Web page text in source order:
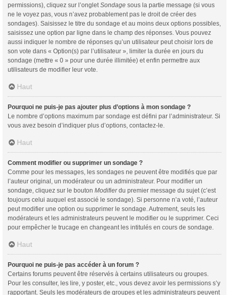
permissions), cliquez sur l’ongletSondage sous la partie message (si vous
ne le voyez pas, vous n’avez probablement pas le droit de créer des
sondages). Saisissez le titre du sondage et au moins deux options possibles,
saisissez une option par ligne dans le champ des réponses. Vous pouvez
aussi indiquer le nombre de réponses qu’un utilisateur peut choisir lors de
son vote dans « Option(s) par l’utilisateur », limiter la durée en jours du
sondage (mettre « 0 » pour une durée illimitée) et enfin permettre aux
utilisateurs de modifier leur vote.
Haut
Pourquoi ne puis-je pas ajouter plus d’options à mon sondage ?
Le nombre d’options maximum par sondage est défini par l’administrateur. Si
vous avez besoin d’indiquer plus d’options, contactez-le.
Haut
Comment modifier ou supprimer un sondage ?
Comme pour les messages, les sondages ne peuvent être modifiés que par
l’auteur original, un modérateur ou un administrateur. Pour modifier un
sondage, cliquez sur le bouton Modifierdu premier message du sujet (c’est
toujours celui auquel est associé le sondage). Si personne n’a voté, l’auteur
peut modifier une option ou supprimer le sondage. Autrement, seuls les
modérateurs et les administrateurs peuvent le modifier ou le supprimer. Ceci
pour empêcher le trucage en changeant les intitulés en cours de sondage.
Haut
Pourquoi ne puis-je pas accéder à un forum ?
Certains forums peuvent être réservés à certains utilisateurs ou groupes.
Pour les consulter, les lire, y poster, etc., vous devez avoir les permissions s’y
rapportant. Seuls les modérateurs de groupes et les administrateurs peuvent